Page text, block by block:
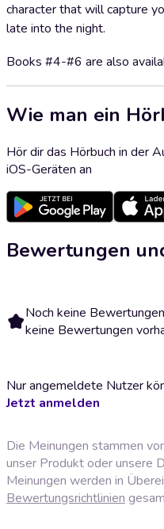
character that will capture
late into the night.
Books #4-#6 are also
Wie man ein
Hör dir das Hörbuch in der
iOS-Geräten an
Bewertungen
Noch keine
keine Bewertungen
Nur angemeldete Nutzer
Jetzt anmelden
Die Meinungen stammen
unser Produkt oder unsere
Meinungen werden in
Bewertungsrichtlinien